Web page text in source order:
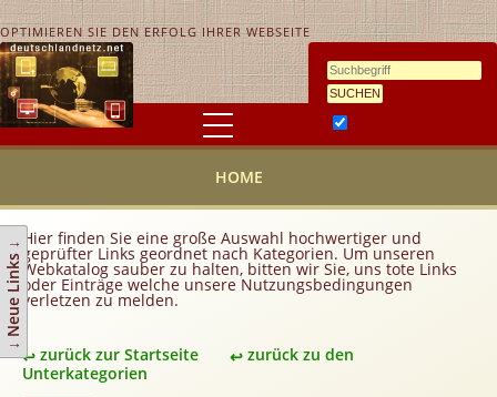
OPTIMIEREN SIE DEN ERFOLG IHRER WEBSEITE
AGB
Link hinzufügen
Eintrag ändern
HOME
Hier finden Sie eine große Auswahl hochwertiger und
geprüfter Links geordnet nach Kategorien. Um unseren
Webkatalog sauber zu halten, bitten wir Sie, uns tote Links
oder Einträge welche unsere Nutzungsbedingungen
verletzen zu melden.
zurück zur Startseite
zurück zu den
Unterkategorien
↓ Neue Links ↓